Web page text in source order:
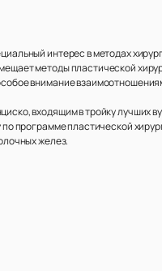
интерес в методах
методы пластической
внимание
входящим в тройку лучших
программе пластической
желез.